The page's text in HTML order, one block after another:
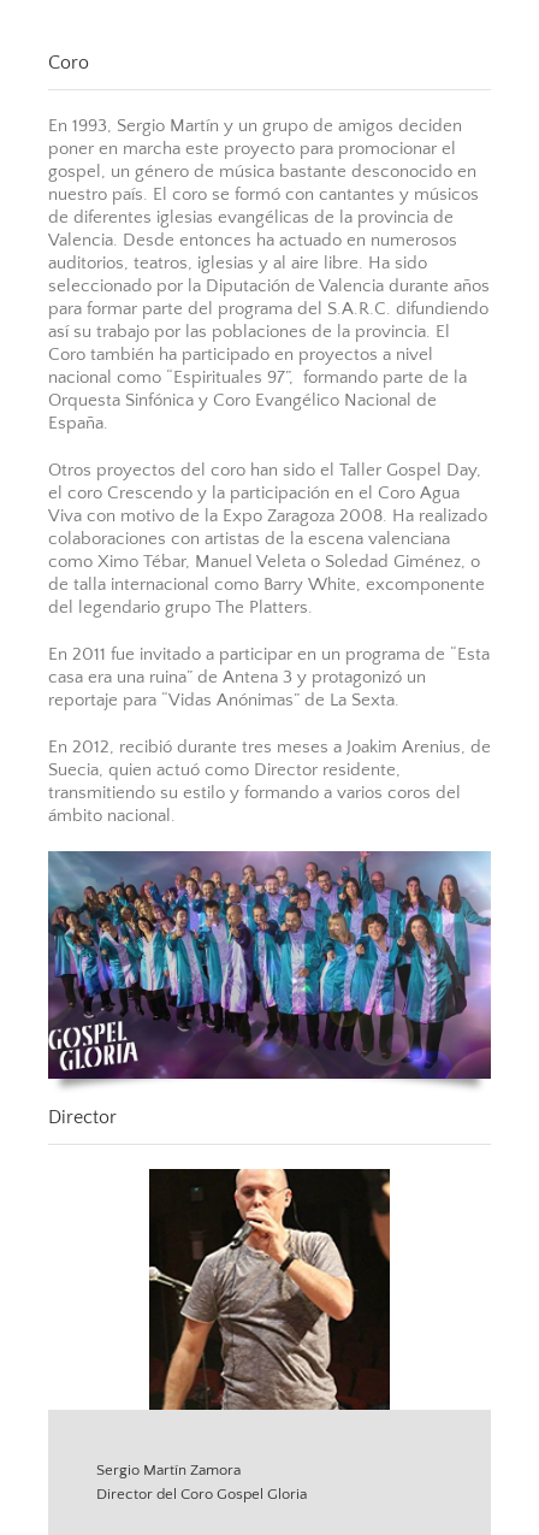
Coro
En 1993, Sergio Martín y un grupo de amigos deciden
poner en marcha este proyecto para promocionar el
gospel, un género de música bastante desconocido en
nuestro país. El coro se formó con cantantes y músicos
de diferentes iglesias evangélicas de la provincia de
Valencia. Desde entonces ha actuado en numerosos
auditorios, teatros, iglesias y al aire libre. Ha sido
seleccionado por la Diputación de Valencia durante años
para formar parte del programa del S.A.R.C. difundiendo
así su trabajo por las poblaciones de la provincia. El
Coro también ha participado en proyectos a nivel
nacional como “Espirituales 97”, formando parte de la
Orquesta Sinfónica y Coro Evangélico Nacional de
España.
Otros proyectos del coro han sido el Taller Gospel Day,
el coro Crescendo y la participación en el Coro Agua
Viva con motivo de la Expo Zaragoza 2008. Ha realizado
colaboraciones con artistas de la escena valenciana
como Ximo Tébar, Manuel Veleta o Soledad Giménez, o
de talla internacional como Barry White, excomponente
del legendario grupo The Platters.
En 2011 fue invitado a participar en un programa de “Esta
casa era una ruina” de Antena 3 y protagonizó un
reportaje para “Vidas Anónimas” de La Sexta.
En 2012, recibió durante tres meses a Joakim Arenius, de
Suecia, quien actuó como Director residente,
transmitiendo su estilo y formando a varios coros del
ámbito nacional.
Director
Sergio Martín Zamora
Director del Coro Gospel Gloria